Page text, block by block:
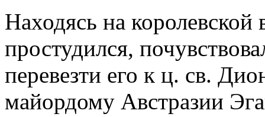
Находясь на
простудился,
перевезти его к ц. св.
майордому Австразии